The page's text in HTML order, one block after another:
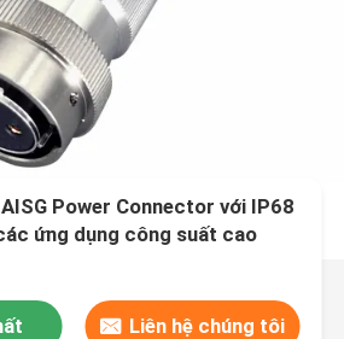
Power Connector với IP68
ứng dụng công suất cao
Liên hệ chúng tôi